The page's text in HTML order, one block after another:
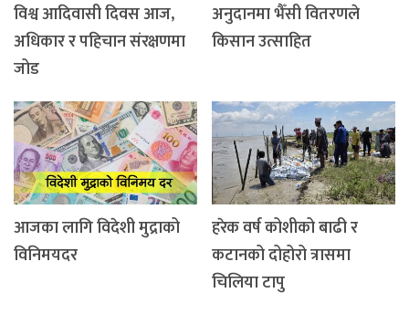
विश्व आदिवासी दिवस आज,
अधिकार र पहिचान संरक्षणमा
जोड
अनुदानमा भैँसी वितरणले
किसान उत्साहित
आजका लागि विदेशी मुद्राको
विनिमयदर
हरेक वर्ष कोशीको बाढी र
कटानको दोहोरो त्रासमा
चिलिया टापु